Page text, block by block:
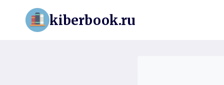
Перейти
содержимому
kiberbook.ru